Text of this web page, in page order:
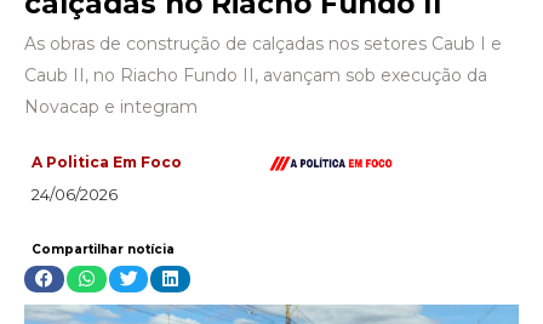
As obras de construção de calçadas nos setores Caub I e
Caub II, no Riacho Fundo II, avançam sob execução da
Novacap e integram
A Politica Em Foco
24/06/2026
Compartilhar notícia